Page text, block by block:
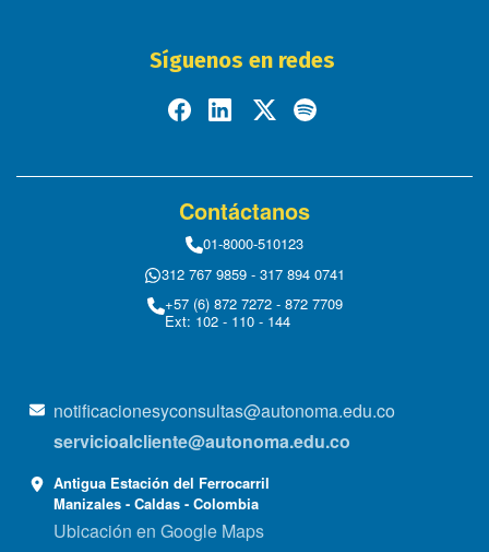
Síguenos en redes
Contáctanos
01-8000-510123
312 767 9859 - 317 894 0741
+57 (6) 872 7272 - 872 7709
Ext: 102 - 110 - 144
notificacionesyconsultas@autonoma.edu.co
servicioalcliente@autonoma.edu.co
Antigua Estación del Ferrocarril
Manizales - Caldas - Colombia
Ubicación en Google Maps